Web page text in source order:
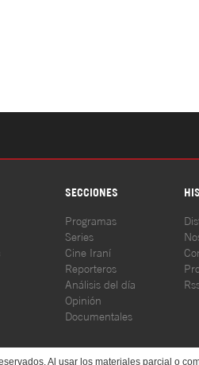
SECCIONES
Programas
Series
Cine Iraní
Reporteros
Análisis del día
Opinión
Documentales
Rss
Al usar los materiales parcial o